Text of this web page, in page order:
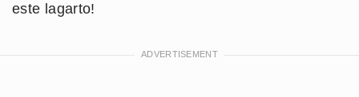
este lagarto!